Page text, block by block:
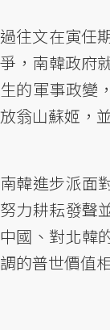
過往文在寅任
爭，南韓政府
生的軍事政變
放翁山蘇姬，
南韓進步派面
努力耕耘發聲
中國、對北韓
調的普世價值